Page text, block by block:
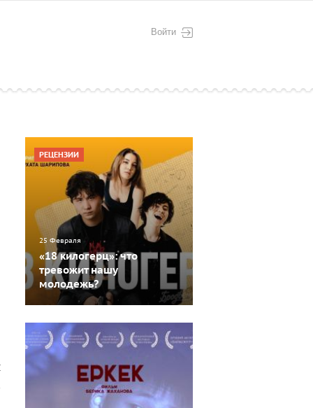
Войти
РЕЦЕНЗИИ
25 Февраля
«18 килогерц»: что
тревожит нашу
молодежь?